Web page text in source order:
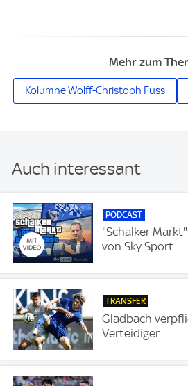
Mehr zum
Kolumne Wolff-Christoph Fuss
Auch interessant
PODCAST
"Schalker
von Sky Sport
TRANSFER
Gladbach
Verteidiger